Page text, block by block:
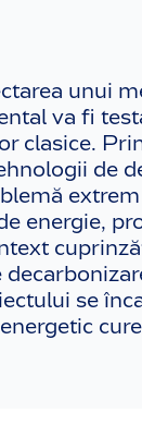
unui
va fi
clasice.
de
energie,
se